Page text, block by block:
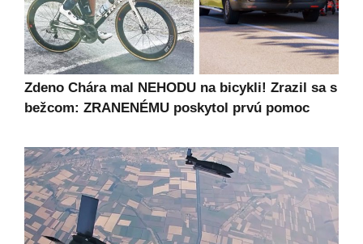
Zdeno Chára mal NEHODU na bicykli! Zrazil sa s
bežcom: ZRANENÉMU poskytol prvú pomoc